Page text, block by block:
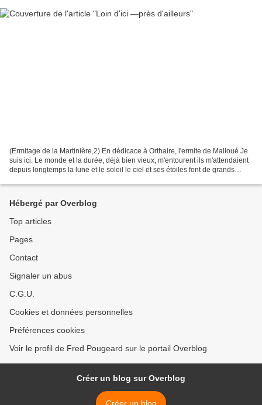
(Ermitage de la Martinière,2) En dédicace à Orthaire, l'ermite de Malloué Je
suis ici. Le monde et la durée, déjà bien vieux, m'entourent ils m'attendaient
depuis longtemps la lune et le soleil le ciel et ses étoiles font de grands
Hébergé par Overblog
Top articles
Pages
Contact
Signaler un abus
C.G.U.
Cookies et données personnelles
Préférences cookies
Voir le profil de Fred Pougeard sur le portail Overblog
Créer un blog sur Overblog